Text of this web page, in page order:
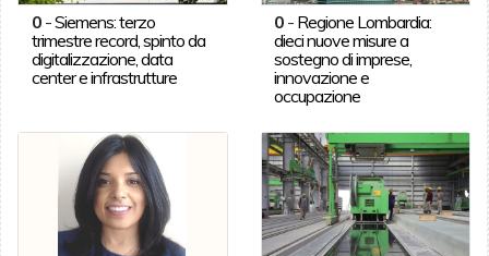
0-Siemens: terzo
trimestre record, spinto da
digitalizzazione, data
center e infrastrutture
0 - Regione Lombardia:
dieci nuove misure a
sostegno di imprese,
innovazione e
occupazione